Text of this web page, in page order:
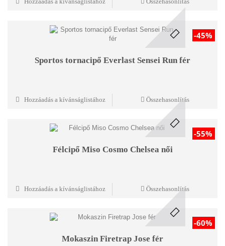
Sportos tornacipő Everlast Sensei Run fér
-45%
Hozzáadás a kívánságlistához Összehasonlítás
Félcipő Miso Cosmo Chelsea női
-55%
Hozzáadás a kívánságlistához Összehasonlítás
Mokaszin Firetrap Jose fér
-60%